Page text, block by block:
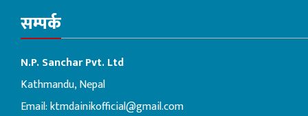
सम्पर्क
N.P. Sanchar Pvt. Ltd
Kathmandu, Nepal
Email:ktmdainikofficial@gmail.com